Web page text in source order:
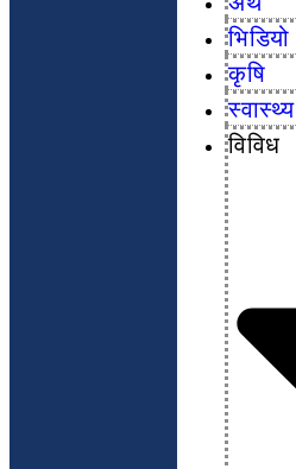
भिडियो
कृषि
स्वास्थ्य
विविध